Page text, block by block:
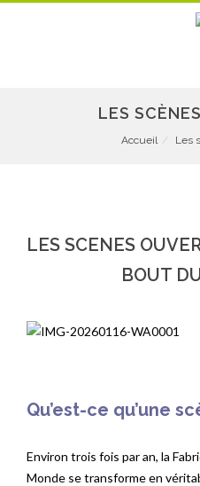
LES
Accueil Les
LES SCENES
BOUT
Qu’est-ce qu’une
Environ trois fois par an, la
Monde se transforme en